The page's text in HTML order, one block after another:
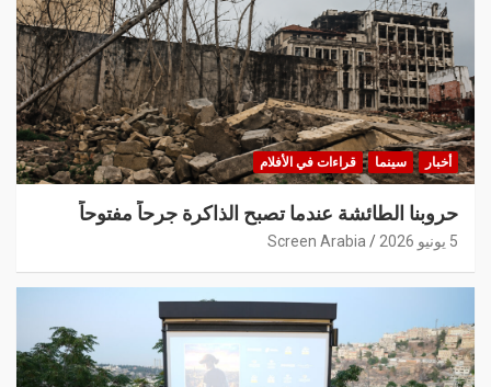
أخبار سينما قراءات في الأفلام
حروبنا الطائشة عندما تصبح الذاكرة جرحاً مفتوحاً
5 يونيو 2026 Screen Arabia